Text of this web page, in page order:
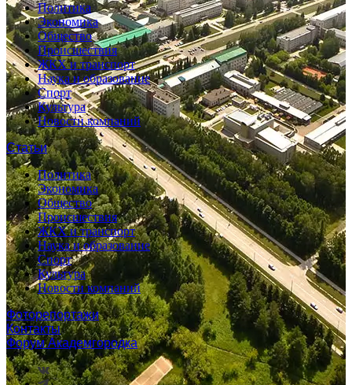
Политика
Экономика
Общество
Происшествия
ЖКХ и транспорт
Наука и образование
Спорт
Культура
Новости компаний
Статьи
Политика
Экономика
Общество
Происшествия
ЖКХ и транспорт
Наука и образование
Спорт
Культура
Новости компаний
Фоторепортажи
Контакты
Форум Академгородка